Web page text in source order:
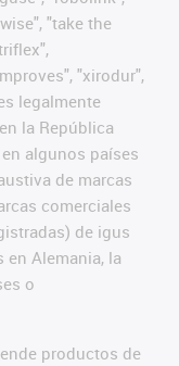
"take the
"xirodur",
legalmente
la República
algunos países
de marcas
comerciales
de igus
en Alemania, la
o
productos de